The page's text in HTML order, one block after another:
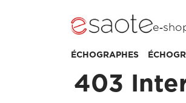
ÉCHOGRAPHES
403